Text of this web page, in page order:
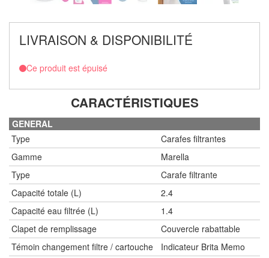
LIVRAISON & DISPONIBILITÉ
Ce produit est épuisé
CARACTÉRISTIQUES
GENERAL
Type
Carafes filtrantes
Gamme
Marella
Type
Carafe filtrante
Capacité totale (L)
2.4
Capacité eau filtrée (L)
1.4
Clapet de remplissage
Couvercle rabattable
Témoin changement filtre / cartouche
Indicateur Brita Memo